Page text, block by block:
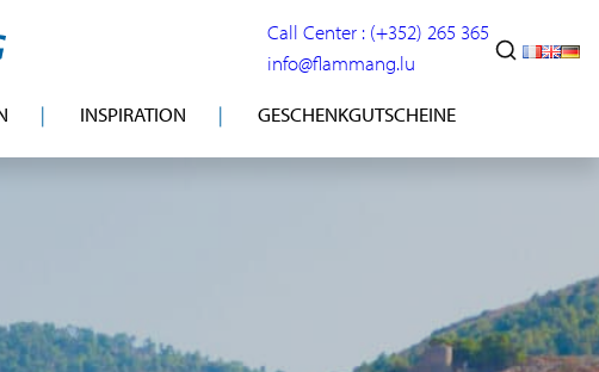
Call Center : (+352) 265 365
info@flammang.lu
INSPIRATION GESCHENKGUTSCHEINE